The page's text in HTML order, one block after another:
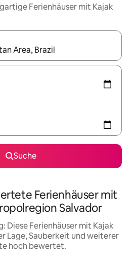
Ferienhäuser mit Kajak
sind, navigiere mit den
Suche
Ferienhäuser mit
Salvador
Diese Ferienhäuser mit Kajak
Lage, Sauberkeit und weiterer
hoch bewertet.